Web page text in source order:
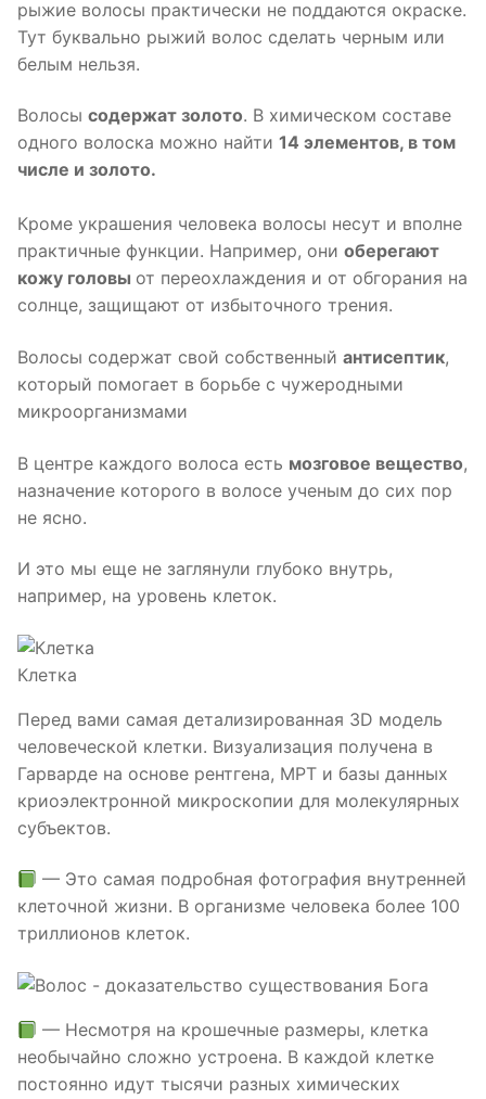
рыжие волосы практически не поддаются окраске.
Тут буквально рыжий волос сделать черным или
белым нельзя.
Волосы содержат золото. В химическом составе
одного волоска можно найти 14 элементов, в том
числе и золото.
Кроме украшения человека волосы несут и вполне
практичные функции. Например, они оберегают
кожу головы от переохлаждения и от обгорания на
солнце, защищают от избыточного трения.
Волосы содержат свой собственный антисептик,
который помогает в борьбе с чужеродными
микроорганизмами
В центре каждого волоса есть мозговое вещество,
назначение которого в волосе ученым до сих пор
не ясно.
И это мы еще не заглянули глубоко внутрь,
например, на уровень клеток.
Клетка
Перед вами самая детализированная 3D модель
человеческой клетки. Визуализация получена в
Гарварде на основе рентгена, МРТ и базы данных
криоэлектронной микроскопии для молекулярных
субъектов.
— Это самая подробная фотография внутренней
клеточной жизни. В организме человека более 100
триллионов клеток.
— Несмотря на крошечные размеры, клетка
необычайно сложно устроена. В каждой клетке
постоянно идут тысячи разных химических